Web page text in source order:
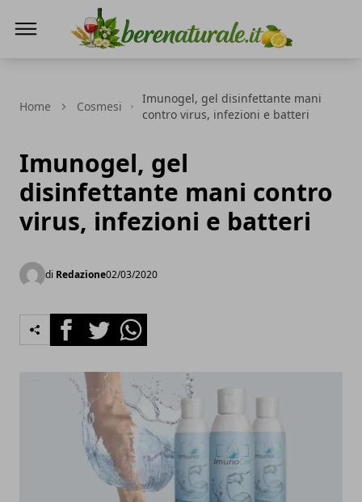
Home Cosmesi
Imunogel, gel disinfettante mani
contro virus, infezioni e batteri
Imunogel, gel
disinfettante mani contro
virus, infezioni e batteri
di Redazione02/03/2020
FacebookTwitterWhatsapp